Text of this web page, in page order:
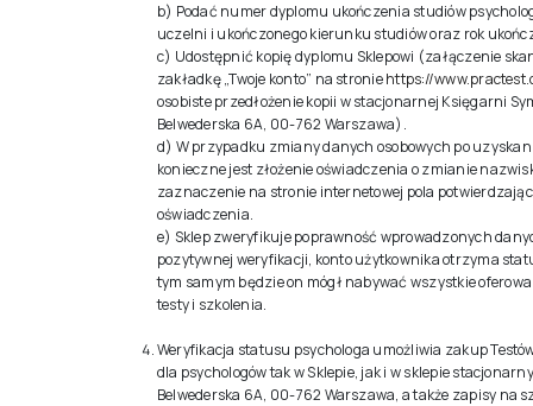
b) Podać numer dyplomu ukończenia studiów
uczelni i ukończonego kierunku studiów oraz rok
c) Udostępnić kopię dyplomu Sklepowi (załączenie
zakładkę „Twoje konto” na stroniehttps://
osobiste przedłożenie kopii w stacjonarnej Księgarni
Belwederska 6A, 00-762 Warszawa).
d) W przypadku zmiany danych osobowych po
konieczne jest złożenie oświadczenia o zmianie
zaznaczenie na stronie internetowej pola
oświadczenia.
e) Sklep zweryfikuje poprawność wprowadzonych
pozytywnej weryfikacji, konto użytkownika otrzyma
tym samym będzie on mógł nabywać wszystkie
testy i szkolenia.
Weryfikacja statusu psychologa umożliwia zakup
dla psychologów tak w Sklepie, jak i w sklepie
Belwederska 6A, 00-762 Warszawa, a także zapisy na